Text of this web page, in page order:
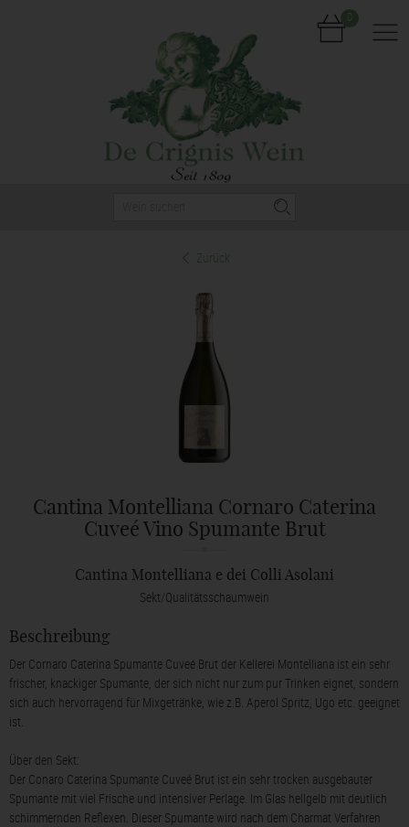
Zurück
Cantina Montelliana Cornaro Caterina
Cuveé Vino Spumante Brut
Cantina Montelliana e dei Colli Asolani
Sekt/Qualitätsschaumwein
Beschreibung
Der Cornaro Caterina Spumante Cuveé Brut der Kellerei Montelliana ist ein sehr
frischer, knackiger Spumante, der sich nicht nur zum pur Trinken eignet, sondern
sich auch hervorragend für Mixgetränke, wie z.B. Aperol Spritz, Ugo etc. geeignet
ist.
Über den Sekt:
Der Conaro Caterina Spumante Cuveé Brut ist ein sehr trocken ausgebauter
Spumante mit viel Frische und intensiver Perlage. Im Glas hellgelb mit deutlich
schimmernden Reflexen. Dieser Spumante wird nach dem Charmat Verfahren